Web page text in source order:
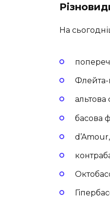
На
Флейта-
альтова
басова
d’Amour,